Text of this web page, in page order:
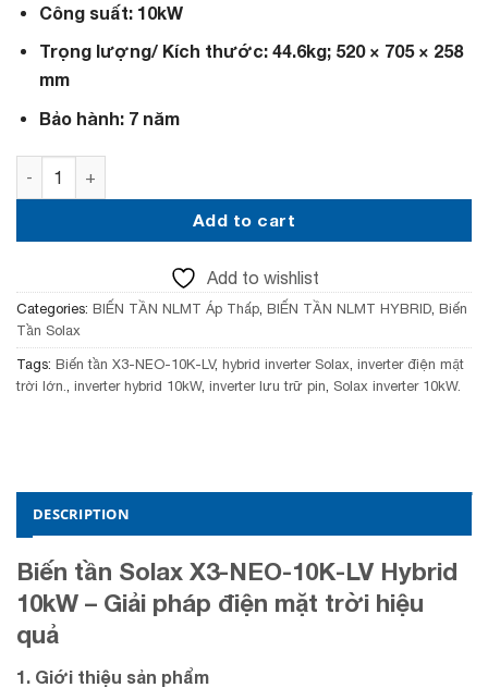
p
i
w
5
0
,
0
0
₫
c
,
9
9
,
0
0
₫
.
Công suất: 10kW
Trọng lượng/ Kích thước: 44.6kg; 520 × 705 × 258
mm
Bảo hành: 7 năm
Biến tần Solax X3-NEO-10K-LV Hybrid 10kW quantity
Add to cart
Add to wishlist
Categories: BIẾN TẦN NLMT Áp Thấp BIẾN TẦN NLMT HYBRID Biến
Tần Solax
Tags: Biến tần X3-NEO-10K-LV, hybrid inverter Solax inverter điện mặt
trời lớn.
inverter hybrid 10kW, inverter lưu trữ pin Solax inverter 10kW.
DESCRIPTION
Biến tần Solax X3-NEO-10K-LV Hybrid
10kW – Giải pháp điện mặt trời hiệu
quả
1. Giới thiệu sản phẩm